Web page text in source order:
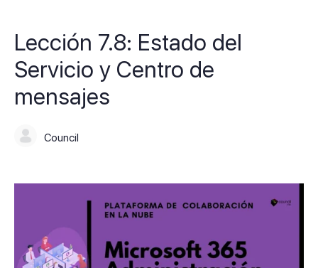
Lección 7.8: Estado del
Servicio y Centro de
mensajes
Council